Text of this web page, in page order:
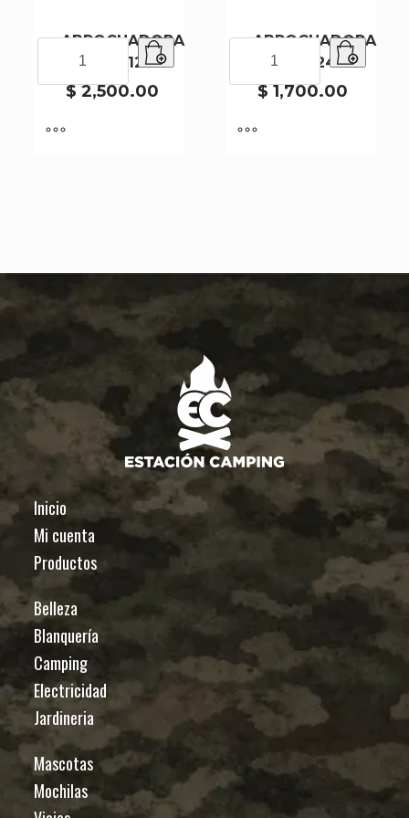
ABROCHADORA
DL0398-120
$2,500.00
ABROCHADORA
DL0398-
120
ABROCHADORA
DL0218-240
$1,700.00
ABROCHADORA
DL0218-
240
Inicio
Mi cuenta
Productos
Belleza
Blanquería
Camping
Electricidad
Jardineria
Mascotas
Mochilas